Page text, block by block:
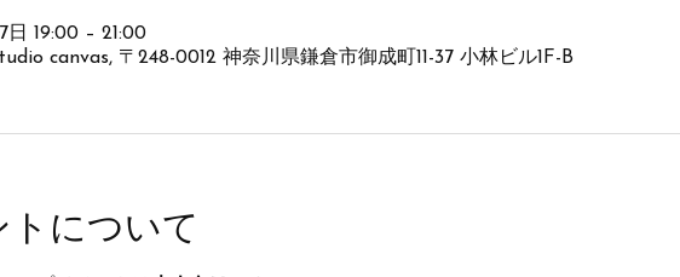
日 19:00 – 21:00
canvas, 〒248-0012 神奈川県鎌倉市御成町11-37 小林ビル1F-B
トについて